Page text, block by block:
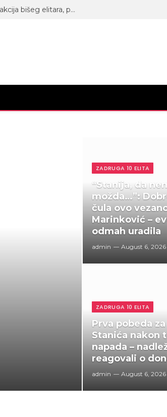
Janjuš je zatečen kada je saznao – brza reakcija bišeg elitara, pa sve zaprepastio svojim opažanjem
ZADRUGA 10 ELITA
“Stanija, da
možda…”:
čula ovo
Marinković –
odmah uradila
admin August 6, 2026
ZADRUGA 10 ELITA
Prva pobeda
Stanića nakon
napada –
reagovali o
admin August 6, 2026